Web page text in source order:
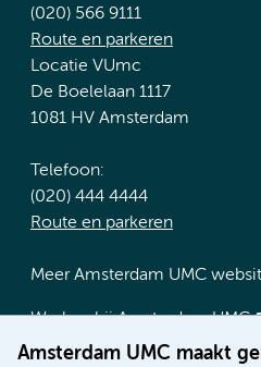
Amsterdam UMC maakt
(020) 566 9111
Route en parkeren
Locatie VUmc
De Boelelaan 1117
1081 HV Amsterdam
Telefoon:
(020) 444 4444
Route en parkeren
Meer Amsterdam UMC
Werken bij Amsterdam UMC
Over Amsterdam UMC